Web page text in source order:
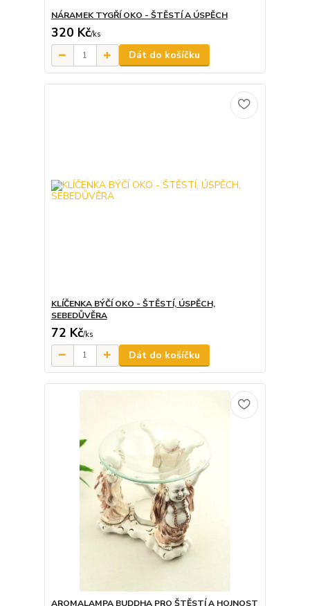
NÁRAMEK TYGŘÍ OKO - ŠTĚSTÍ A ÚSPĚCH
320 Kč/ks
Dát do košíčku
KLÍČENKA BÝČÍ OKO - ŠTĚSTÍ, ÚSPĚCH,
SEBEDŮVĚRA
72 Kč/ks
Dát do košíčku
AROMALAMPA BUDDHA PRO ŠTĚSTÍ A HOJNOST